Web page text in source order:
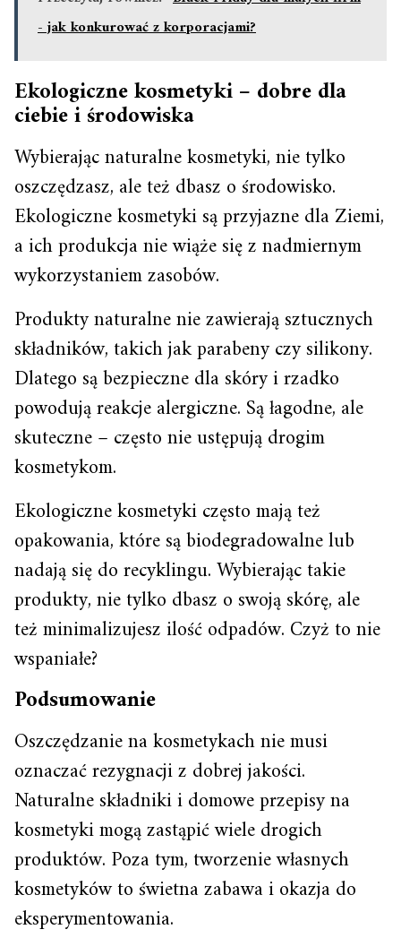
- jak konkurować z korporacjami?
Ekologiczne kosmetyki – dobre dla
ciebie i środowiska
Wybierając naturalne kosmetyki, nie tylko
oszczędzasz, ale też dbasz o środowisko.
Ekologiczne kosmetyki są przyjazne dla Ziemi,
a ich produkcja nie wiąże się z nadmiernym
wykorzystaniem zasobów.
Produkty naturalne nie zawierają sztucznych
składników, takich jak parabeny czy silikony.
Dlatego są bezpieczne dla skóry i rzadko
powodują reakcje alergiczne. Są łagodne, ale
skuteczne – często nie ustępują drogim
kosmetykom.
Ekologiczne kosmetyki często mają też
opakowania, które są biodegradowalne lub
nadają się do recyklingu. Wybierając takie
produkty, nie tylko dbasz o swoją skórę, ale
też minimalizujesz ilość odpadów. Czyż to nie
wspaniałe?
Podsumowanie
Oszczędzanie na kosmetykach nie musi
oznaczać rezygnacji z dobrej jakości.
Naturalne składniki i domowe przepisy na
kosmetyki mogą zastąpić wiele drogich
produktów. Poza tym, tworzenie własnych
kosmetyków to świetna zabawa i okazja do
eksperymentowania.